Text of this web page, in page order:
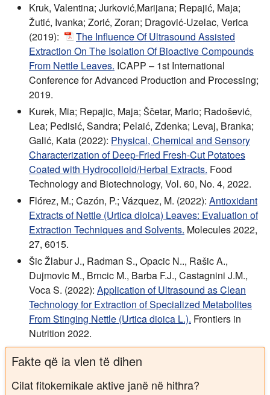
Kruk, Valentina; Jurković,Marijana; Repajić, Maja;
Žutić, Ivanka; Zorić, Zoran; Dragović-Uzelac, Verica
(2019):
The Influence Of Ultrasound Assisted
Extraction On The Isolation Of Bioactive Compounds
From Nettle Leaves. ICAPP – 1st International
Conference for Advanced Production and Processing;
2019.
Kurek, Mia; Repajic, Maja; Ščetar, Mario; Radošević,
Lea; Pedisić, Sandra; Pelaić, Zdenka; Levaj, Branka;
Galić, Kata (2022): Physical, Chemical and Sensory
Characterization of Deep-Fried Fresh-Cut Potatoes
Coated with Hydrocolloid/Herbal Extracts. Food
Technology and Biotechnology, Vol. 60, No. 4, 2022.
Flórez, M.; Cazón, P.; Vázquez, M. (2022): Antioxidant
Extracts of Nettle (Urtica dioica) Leaves: Evaluation of
Extraction Techniques and Solvents. Molecules 2022,
27, 6015.
Šic Žlabur J., Radman S., Opacic N.., Rašic A.,
Dujmovic M., Brncic M., Barba F.J., Castagnini J.M.,
Voca S. (2022): Application of Ultrasound as Clean
Technology for Extraction of Specialized Metabolites
From Stinging Nettle (Urtica dioica L.). Frontiers in
Nutrition 2022.
Fakte që ia vlen të dihen
Cilat fitokemikale aktive janë në hithra?